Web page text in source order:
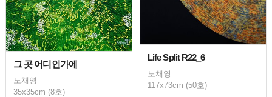
Life Split R22_6
노채영
117x73cm (50호)
그 곳 어디인가에
노채영
35x35cm (8호)